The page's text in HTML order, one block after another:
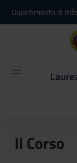
Dipartimento di
Il Corso